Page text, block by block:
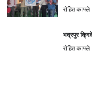
रोहित काफ्ले
भद्रपुर
रोहित काफ्ले